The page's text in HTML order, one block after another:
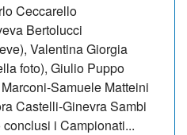
Ceccarello
Bertolucci
Valentina Giorgia
foto), Giulio Puppo
Samuele Matteini
Castelli-Ginevra Sambi
i Campionati...